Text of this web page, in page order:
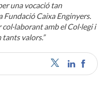
una vocació tan
Fundació Caixa Enginyers.
amb el Col·legi i
tants valors.”